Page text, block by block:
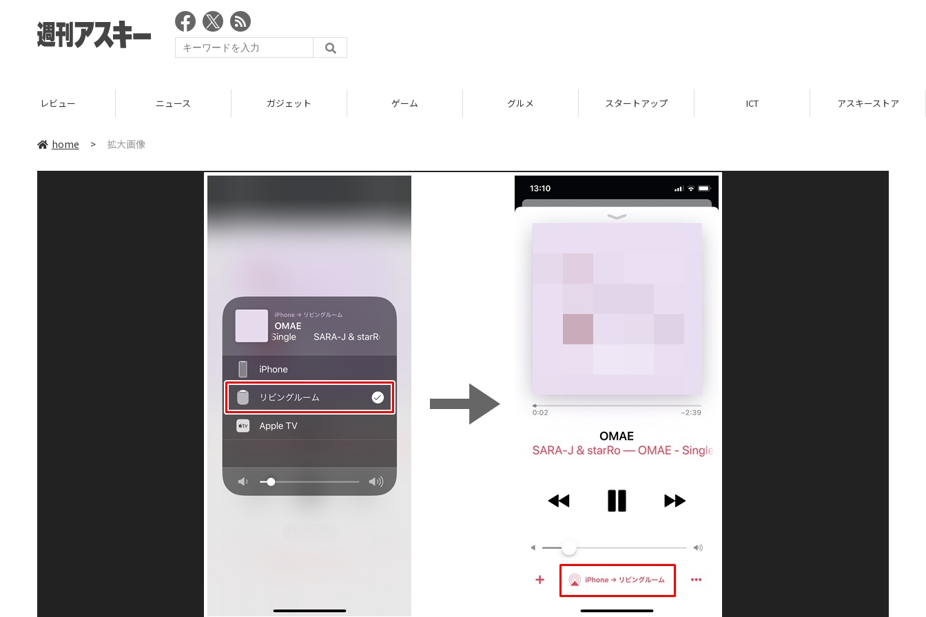
レビュー ニュース ガジェット ゲーム グルメ スタートアップ ICT アスキーストア
home > 拡大画像